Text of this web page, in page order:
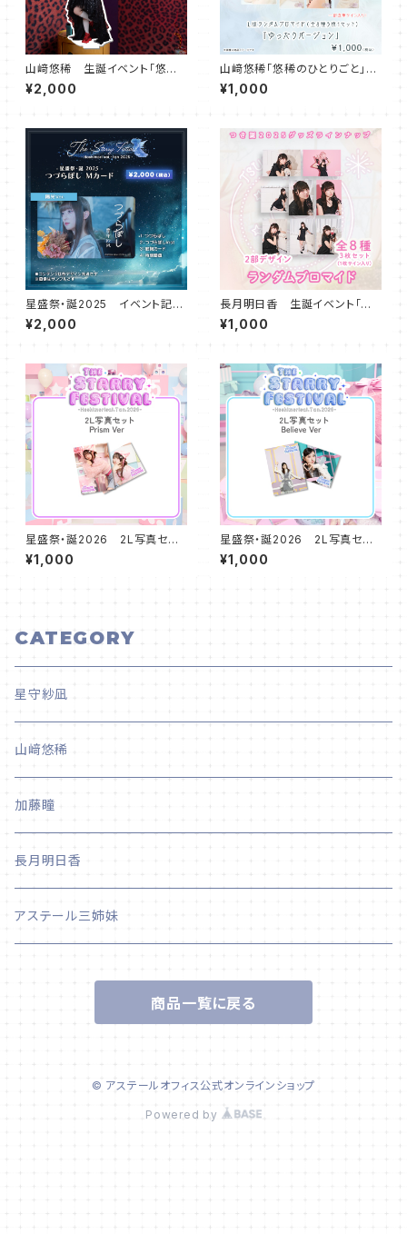
山﨑悠稀 生誕イベント「悠園
地2026」アクリルスタンドプレ
ート（NOIR Ver）
¥2,000
山﨑悠稀「悠稀のひとりごと」ラ
ンダムブロマイド（ゆったりバー
ジョン）
¥1,000
星盛祭・誕2025 イベント記念
楽曲 「つづらぼし」Mカード（陽
光）
¥2,000
長月明日香 生誕イベント「つき
誕2025」ランダムブロマイド（2
部Ver）
¥1,000
星盛祭・誕2026 2L写真セット
（2枚組） Prism ver
¥1,000
星盛祭・誕2026 2L写真セット
（2枚組） Believe ver
¥1,000
CATEGORY
星守紗凪
山﨑悠稀
加藤瞳
長月明日香
アステール三姉妹
商品一覧に戻る
© アステールオフィス公式オンラインショップ
Powered by